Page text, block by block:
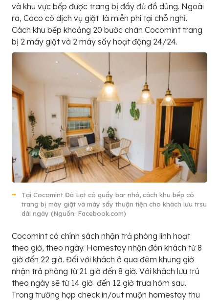
và khu vực bếp được trang bị đầy đủ đồ dùng. Ngoài
ra, Coco có dịch vụ giặt là miễn phí tại chỗ nghỉ.
Cách khu bếp khoảng 20 bước chân Cocomint trang
bị 2 máy giặt và 2 máy sấy hoạt động 24/24.
Tại Cocomint Đà Lạt có quầy bar nhỏ, cách khu bếp có
trang bị máy giặt và máy sấy thuận tiện cho khách lưu trsu
dài ngày (Nguồn: Facebook.com)
Cocomint có chính sách nhận trả phòng linh hoạt
theo giờ, theo ngày. Homestay nhận đón khách từ 8
giờ đến 22 giờ. Đối với khách ở qua đêm khung giờ
nhận trả phòng từ 21 giờ đến 8 giờ. Với khách lưu trú
theo ngày sẽ từ 14 giờ đến 12 giờ trưa hôm sau.
Trong trường hợp check in/out muộn homestay thu